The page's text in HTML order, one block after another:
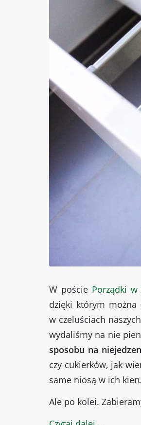
W poście Porządki
dzięki którym można
w czeluściach
wydaliśmy na nie
sposobu na
czy cukierków, jak
same niosą w ich
Ale po kolei.